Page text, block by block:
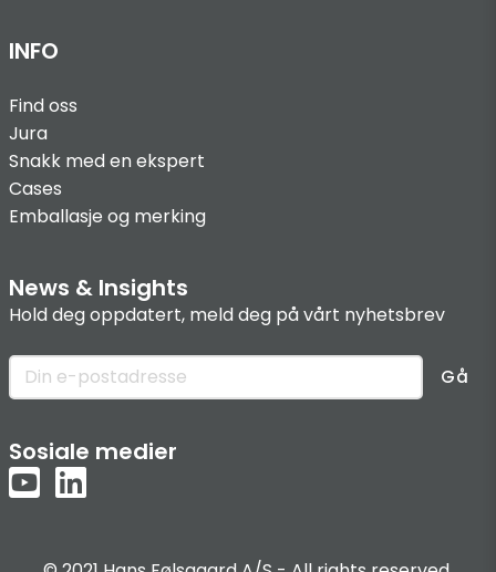
INFO
Find oss
Jura
Snakk med en ekspert
Cases
Emballasje og merking
News & Insights
Hold deg oppdatert, meld deg på vårt nyhetsbrev
Gå
Sosiale medier